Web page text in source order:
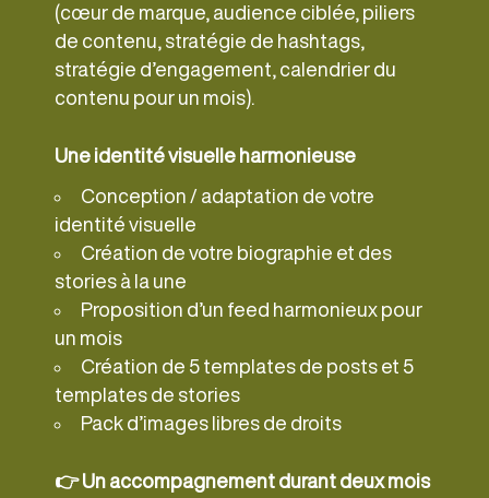
(cœur de marque, audience ciblée, piliers
de contenu, stratégie de hashtags,
stratégie d’engagement, calendrier du
contenu pour un mois).
Une identité visuelle harmonieuse
Conception / adaptation de votre
identité visuelle
Création de votre biographie et des
stories à la une
Proposition d’un feed harmonieux pour
un mois
Création de 5 templates de posts et 5
templates de stories
Pack d’images libres de droits
👉​ Un accompagnement durant deux mois